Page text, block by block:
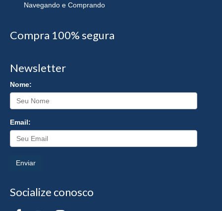
Navegando e Comprando
Compra 100% segura
Newsletter
Nome:
Email:
Enviar
Socialize conosco